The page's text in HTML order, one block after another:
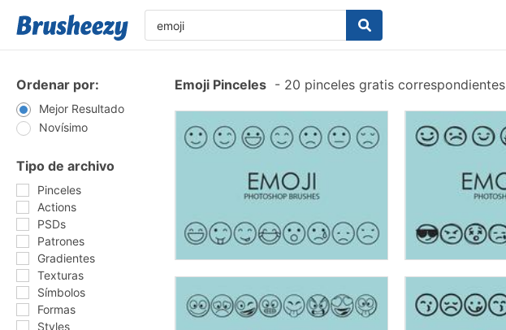
Ordenar por:
Mejor Resultado
Novísimo
Tipo de archivo
Pinceles
Actions
PSDs
Patrones
Gradientes
Texturas
Símbolos
Formas
Styles
Emoji Pinceles - 20 pinceles gratis correspondientes